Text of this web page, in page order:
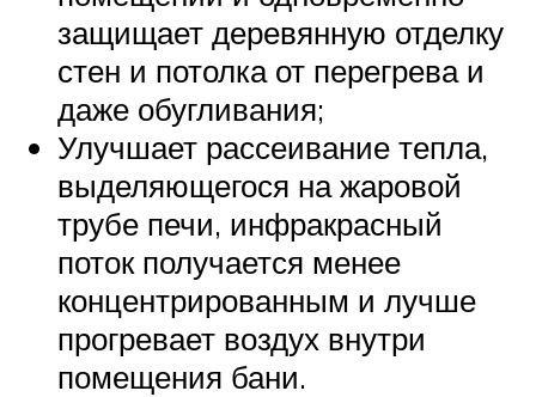
защищает деревянную отделку
стен и потолка от перегрева и
даже обугливания;
Улучшает рассеивание тепла,
выделяющегося на жаровой
трубе печи, инфракрасный
поток получается менее
концентрированным и лучше
прогревает воздух внутри
помещения бани.